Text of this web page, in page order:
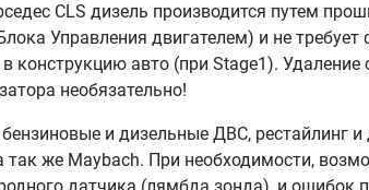
CLS дизель производится путем
Управления двигателем) и не требует
конструкцию авто (при Stage1). Удаление
необязательно!
и дизельные ДВС, рестайлинг и
так же Maybach. При необходимости,